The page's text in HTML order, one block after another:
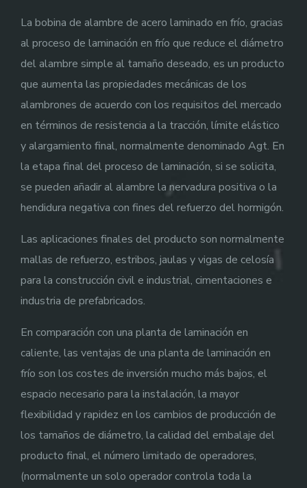
La bobina de alambre de acero laminado en frío, gracias
al proceso de laminación en frío que reduce el diámetro
del alambre simple al tamaño deseado, es un producto
que aumenta las propiedades mecánicas de los
alambrones de acuerdo con los requisitos del mercado
en términos de resistencia a la tracción, límite elástico
y alargamiento final, normalmente denominado Agt. En
la etapa final del proceso de laminación, si se solicita,
se pueden añadir al alambre la nervadura positiva o la
hendidura negativa con fines del refuerzo del hormigón.
Las aplicaciones finales del producto son normalmente
mallas de refuerzo, estribos, jaulas y vigas de celosía
para la construcción civil e industrial, cimentaciones e
industria de prefabricados.
En comparación con una planta de laminación en
caliente, las ventajas de una planta de laminación en
frío son los costes de inversión mucho más bajos, el
espacio necesario para la instalación, la mayor
flexibilidad y rapidez en los cambios de producción de
los tamaños de diámetro, la calidad del embalaje del
producto final, el número limitado de operadores,
(normalmente un solo operador controla toda la